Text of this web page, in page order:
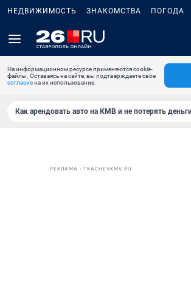
НЕДВИЖИМОСТЬ ЗНАКОМСТВА ПОГОДА
На информационном ресурсе применяются cookie-
файлы. Оставаясь на сайте, вы подтверждаете свое
согласиена их использование.
Как арендовать авто на КМВ и не потерять
РЕКЛАМА • TKACHEVKMV.RU